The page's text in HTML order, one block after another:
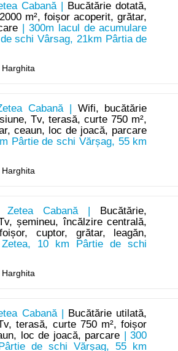
Cabană |
Bucătărie dotată,
m², foișor acoperit, grătar,
| 300m lacul de acumulare
schi Vârsag, 21km Pârtia de
Cabană | Wifi, bucătărie
Tv, terasă, curte 750 m²,
ceaun, loc de joacă, parcare
Pârtie de schi Vărșag, 55 km
Zetea Cabană |
Bucătărie,
șemineu, încălzire centrală,
cuptor, grătar, leagăn,
10 km Pârtie de schi
Cabană |
Bucătărie utilată,
terasă, curte 750 m², foișor
loc de joacă, parcare | 300
de schi Vărșag, 55 km